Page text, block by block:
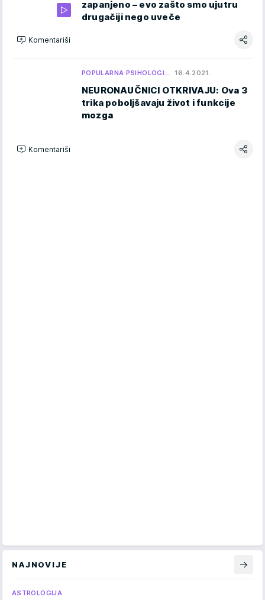
zapanjeno – evo zašto smo ujutru
drugačiji nego uveče
Komentariši
POPULARNA PSIHOLOGI… 16.4.2021.
NEURONAUČNICI OTKRIVAJU: Ova 3
trika poboljšavaju život i funkcije
mozga
Komentariši
NAJNOVIJE
ASTROLOGIJA